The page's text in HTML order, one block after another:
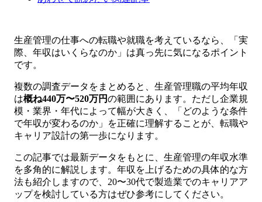
生産管理の仕事への転職や就職を考えているなら、「実
際、年収はいくらなのか」は真っ先に気になるポイント
です。
複数の調査データをまとめると、生産管理職の平均年収
は概ね440万〜520万円の範囲にあります。ただし企業規
模・業界・年代によって幅が大きく、「どのような条件
で年収が変わるのか」を正確に理解することが、転職や
キャリア設計の第一歩になります。
この記事では最新データをもとに、生産管理の年収水準
を多角的に解説します。年収を上げるための具体的な方
法も紹介しますので、20〜30代で製造業でのキャリアア
ップを検討している方はぜひ参考にしてください。